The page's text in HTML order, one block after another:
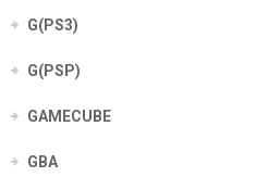
G(PS3)
G(PSP)
GAMECUBE
GBA